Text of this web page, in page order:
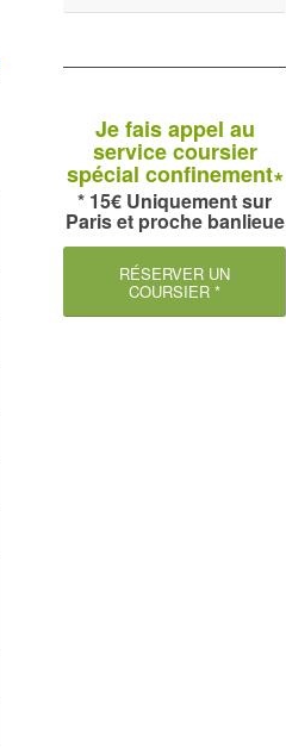
Je fais appel au
service coursier
spécial confinement∗
* 15€ Uniquement sur
Paris et proche banlieue
RÉSERVER UN
COURSIER *